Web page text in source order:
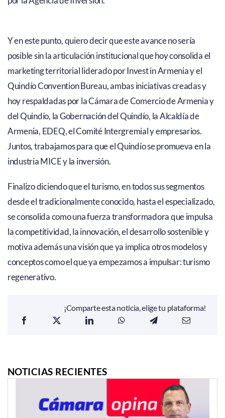
Y en este punto, quiero decir que este avance no sería
posible sin la articulación institucional que hoy consolida el
marketing territorial liderado por Invest in Armenia y el
Quindío Convention Bureau, ambas iniciativas creadas y
hoy respaldadas por la Cámara de Comercio de Armenia y
del Quindío, la Gobernación del Quindío, la Alcaldía de
Armenia, EDEQ, el Comité Intergremial y empresarios.
Juntos, trabajamos para que el Quindío se promueva en la
industria MICE y la inversión.
Finalizo diciendo que el turismo, en todos sus segmentos
desde el tradicionalmente conocido, hasta el especializado,
se consolida como una fuerza transformadora que impulsa
la competitividad, la innovación, el desarrollo sostenible y
motiva además una visión que ya implica otros modelos y
conceptos como el que ya empezamos a impulsar: turismo
regenerativo.
¡Comparte esta noticia, elige tu plataforma!
NOTICIAS RECIENTES